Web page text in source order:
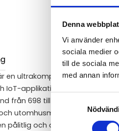
Denna
Vi använder
sociala medier
till de sociala
med annan
en ultrakompakt och tålig
IoT-applikationer där låg profil
från 698 till 2700 MHz och
utomhusmiljöer. Med enkel
pålitlig och diskret